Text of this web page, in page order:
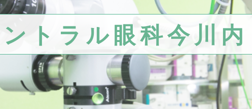
医院紹介（PDF） 目の病気（症状別）
コンタクトレンズ
レーザー虹
YAGレーザ
トラル眼科今川内